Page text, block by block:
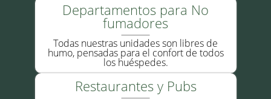
Departamentos para No
fumadores
Todas nuestras unidades son libres de
humo, pensadas para el confort de todos
los huéspedes.
Restaurantes y Pubs